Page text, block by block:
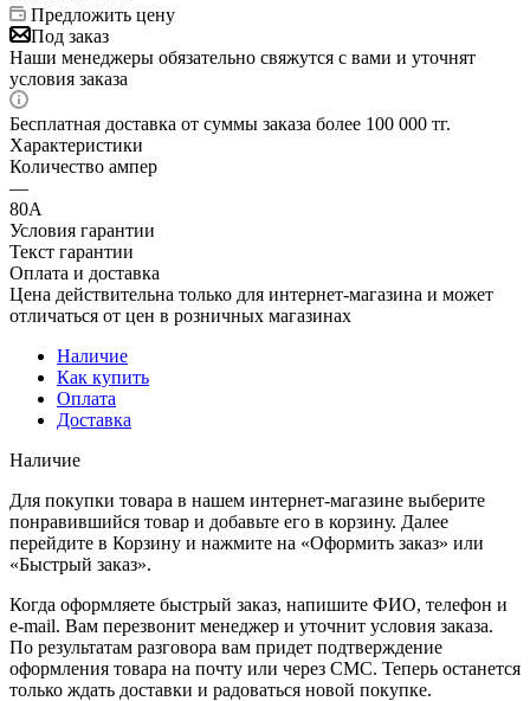
Предложить цену
Под заказ
Наши менеджеры обязательно свяжутся с вами и уточнят
условия заказа
Бесплатная доставка от суммы заказа более 100 000 тг.
Характеристики
Количество ампер
—
80А
Условия гарантии
Текст гарантии
Оплата и доставка
Цена действительна только для интернет-магазина и может
отличаться от цен в розничных магазинах
Наличие
Как купить
Оплата
Доставка
Наличие
Для покупки товара в нашем интернет-магазине выберите
понравившийся товар и добавьте его в корзину. Далее
перейдите в Корзину и нажмите на «Оформить заказ» или
«Быстрый заказ».
Когда оформляете быстрый заказ, напишите ФИО, телефон и
e-mail. Вам перезвонит менеджер и уточнит условия заказа.
По результатам разговора вам придет подтверждение
оформления товара на почту или через СМС. Теперь останется
только ждать доставки и радоваться новой покупке.